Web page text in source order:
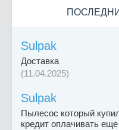
Sulpak
Доставка
(11.04.2025)
Sulpak
Пылесос который
кредит оплачивать